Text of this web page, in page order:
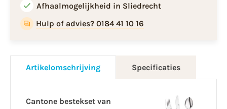
Afhaalmogelijkheid in Sliedrecht
Hulp of advies? 0184 41 10 16
Artikelomschrijving Specificaties
Cantone bestekset van